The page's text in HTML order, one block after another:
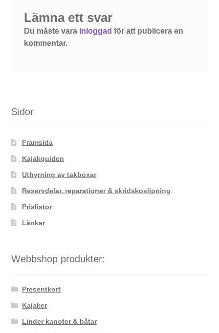
Lämna ett svar
Du måste vara inloggad för att publicera en
kommentar.
Sidor
Framsida
Kajakguiden
Uthyrning av takboxar
Reservdelar, reparationer & skridskoslipning
Prislistor
Länkar
Webbshop produkter:
Presentkort
Kajaker
Linder kanoter & båtar